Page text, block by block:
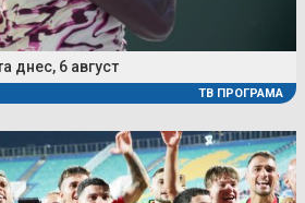
днес, 6 август
ТВ ПРОГРАМА